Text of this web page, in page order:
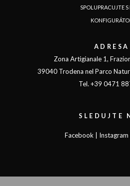
SPOLUPRACUJTE
ADRESA
Zona Artigianale 1,
39040 Trodena nel Parco
Tel. +39 0471
SLEDUJTE
Facebook Instagram